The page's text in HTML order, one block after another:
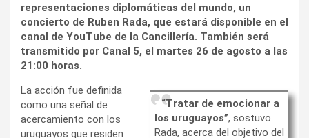
representaciones diplomáticas del mundo, un
concierto de Ruben Rada, que estará disponible en el
canal de YouTube de la Cancillería. También será
transmitido por Canal 5, el martes 26 de agosto a las
21:00 horas.
“Tratar de emocionar a
los uruguayos”, sostuvo
Rada, acerca del objetivo del
La acción fue definida
como una señal de
acercamiento con los
uruguayos que residen